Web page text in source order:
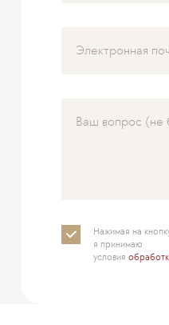
Электронная
Ваш вопрос (не
Нажимая на
я принимаю
условия